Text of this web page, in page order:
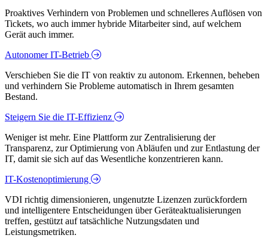
Proaktives Verhindern von Problemen und schnelleres Auflösen von
Tickets, wo auch immer hybride Mitarbeiter sind, auf welchem
Gerät auch immer.
Autonomer IT-Betrieb
Verschieben Sie die IT von reaktiv zu autonom. Erkennen, beheben
und verhindern Sie Probleme automatisch in Ihrem gesamten
Bestand.
Steigern Sie die IT-Effizienz
Weniger ist mehr. Eine Plattform zur Zentralisierung der
Transparenz, zur Optimierung von Abläufen und zur Entlastung der
IT, damit sie sich auf das Wesentliche konzentrieren kann.
IT-Kostenoptimierung
VDI richtig dimensionieren, ungenutzte Lizenzen zurückfordern
und intelligentere Entscheidungen über Geräteaktualisierungen
treffen, gestützt auf tatsächliche Nutzungsdaten und
Leistungsmetriken.